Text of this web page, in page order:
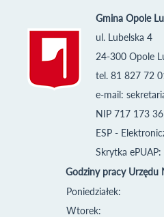
Gmina Opole
ul. Lubelska 4
24-300 Opole
tel. 81 827 72
e-mail:
NIP 717 173
ESP -
Skrytka
Godziny pracy Urzędu
Poniedziałek:
Wtorek: